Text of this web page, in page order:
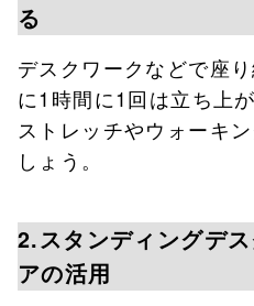
る
デスクワークなどで座
に1時間に1回は立ち上
ストレッチやウォーキ
しょう。
2.スタンディングデ
アの活用